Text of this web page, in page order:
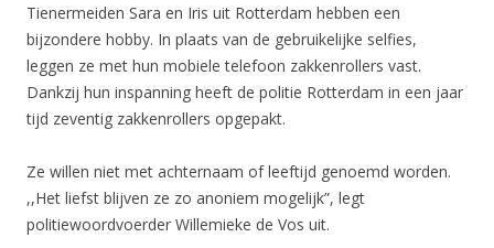
Tienermeiden Sara en Iris uit Rotterdam hebben een
bijzondere hobby. In plaats van de gebruikelijke selfies,
leggen ze met hun mobiele telefoon zakkenrollers vast.
Dankzij hun inspanning heeft de politie Rotterdam in een jaar
tijd zeventig zakkenrollers opgepakt.
Ze willen niet met achternaam of leeftijd genoemd worden.
,,Het liefst blijven ze zo anoniem mogelijk”, legt
politiewoordvoerder Willemieke de Vos uit.